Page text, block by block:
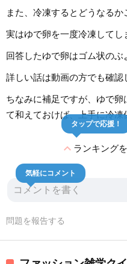
また、冷凍するとどうなるか
実はゆで卵を一度冷凍してし
回答したゆで卵はゴム状のぶ
詳しい話は動画の方でも確認
ちなみに補足ですが、ゆで
て和えておけば、上手に冷凍
expand_lessランキング
タップで応援！
気軽にコメント
問題を報告する